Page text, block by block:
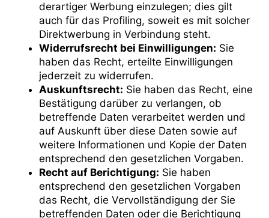
derartiger Werbung einzulegen; dies gilt
auch für das Profiling, soweit es mit solcher
Direktwerbung in Verbindung steht.
Widerrufsrecht bei Einwilligungen: Sie
haben das Recht, erteilte Einwilligungen
jederzeit zu widerrufen.
Auskunftsrecht: Sie haben das Recht, eine
Bestätigung darüber zu verlangen, ob
betreffende Daten verarbeitet werden und
auf Auskunft über diese Daten sowie auf
weitere Informationen und Kopie der Daten
entsprechend den gesetzlichen Vorgaben.
Recht auf Berichtigung: Sie haben
entsprechend den gesetzlichen Vorgaben
das Recht, die Vervollständigung der Sie
betreffenden Daten oder die Berichtigung